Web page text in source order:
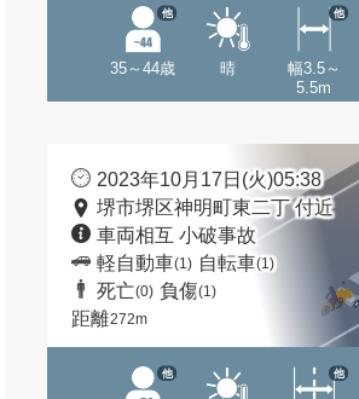
35～44歳
他
晴
幅3.5～
5.5m
他
2023年10月17日(火)05:38
堺市堺区神明町東二丁 付近
車両相互 小破事故
軽自動車(1) 自転車(1)
死亡(0) 負傷(1)
距離272m
他 他